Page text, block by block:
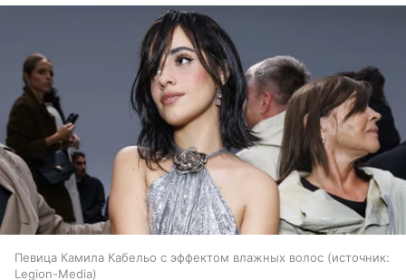
Певица Камила Кабельо с эффектом влажных волос
источник:
Legion-Media